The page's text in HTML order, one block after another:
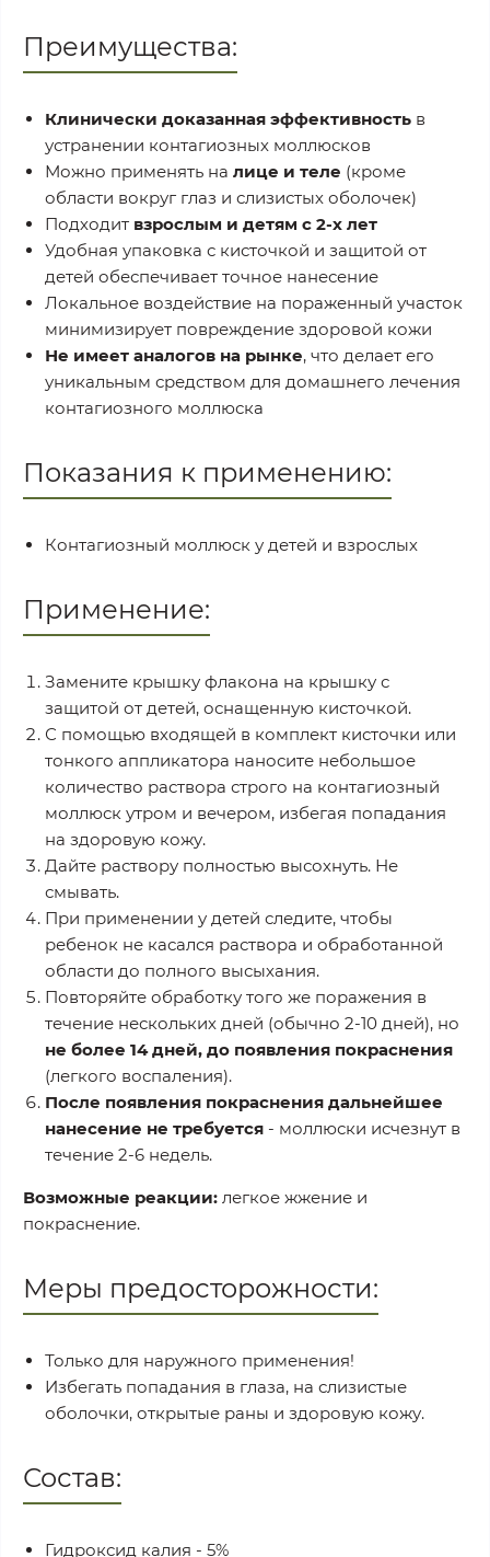
Преимущества:
Клинически доказанная эффективность в
устранении контагиозных моллюсков
Можно применять на лице и теле (кроме
области вокруг глаз и слизистых оболочек)
Подходит взрослым и детям с 2-х лет
Удобная упаковка с кисточкой и защитой от
детей обеспечивает точное нанесение
Локальное воздействие на пораженный участок
минимизирует повреждение здоровой кожи
Не имеет аналогов на рынке, что делает его
уникальным средством для домашнего лечения
контагиозного моллюска
Показания к применению:
Контагиозный моллюск у детей и взрослых
Применение:
Замените крышку флакона на крышку с
защитой от детей, оснащенную кисточкой.
С помощью входящей в комплект кисточки или
тонкого аппликатора наносите небольшое
количество раствора строго на контагиозный
моллюск утром и вечером, избегая попадания
на здоровую кожу.
Дайте раствору полностью высохнуть. Не
смывать.
При применении у детей следите, чтобы
ребенок не касался раствора и обработанной
области до полного высыхания.
Повторяйте обработку того же поражения в
течение нескольких дней (обычно 2-10 дней), но
не более 14 дней, до появления покраснения
(легкого воспаления).
После появления покраснения дальнейшее
нанесение не требуется - моллюски исчезнут в
течение 2-6 недель.
Возможные реакции: легкое жжение и
покраснение.
Меры предосторожности:
Только для наружного применения!
Избегать попадания в глаза, на слизистые
оболочки, открытые раны и здоровую кожу.
Состав:
Гидроксид калия - 5%